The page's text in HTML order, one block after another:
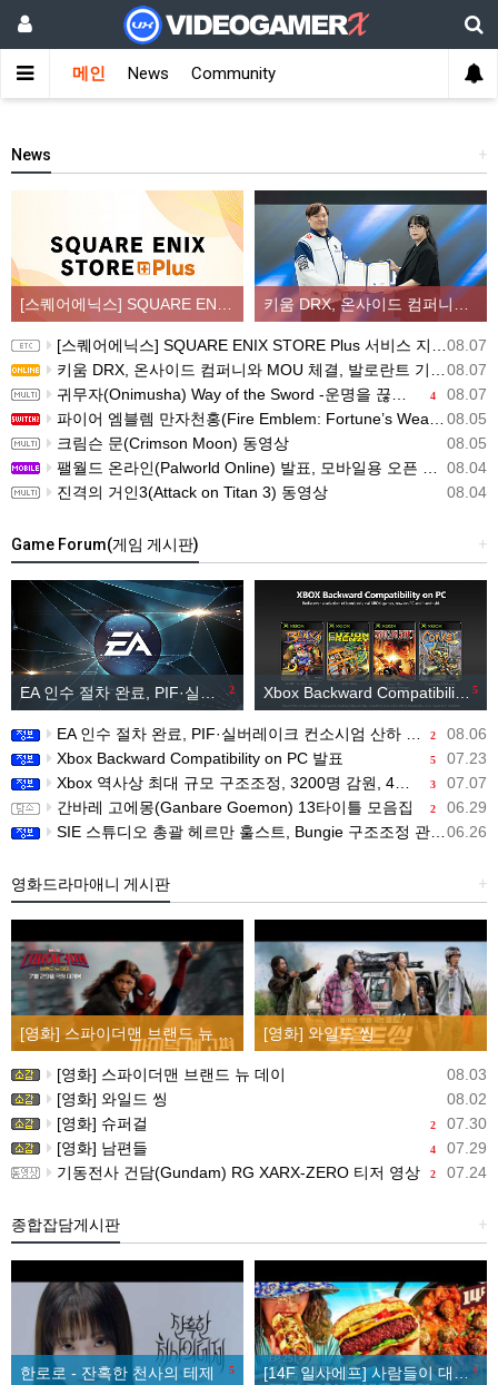
메인 News Community
+
News
키움 DRX, 온사이드 컴퍼니와 MOU 체결, 발로란트 기반 콘텐츠 생태계 확장
08.07
[스퀘어에닉스] SQUARE ENIX STORE Plus 서비스 지역 확대, 인기 신상품 라인업 순차적 입고
08.07
키움 DRX, 온사이드 컴퍼니와 MOU 체결, 발로란트 기반 콘텐츠 생태계 확장
4 08.07
귀무자(Onimusha) Way of the Sword -운명을 끊는 자 트레일러
08.05
파이어 엠블렘 만자천홍(Fire Emblem: Fortune’s Weave) 스크린샷과 동영상(한국어 자막)
08.05
크림슨 문(Crimson Moon) 동영상
08.04
팰월드 온라인(Palworld Online) 발표, 모바일용 오픈 월드 멀티플레이 생존 크래프트
08.04
진격의 거인3(Attack on Titan 3) 동영상
+
Game Forum(게임 게시판)
2
EA 인수 절차 완료, PIF·실버레이크 컨소시엄 산하 편입 5
Xbox Backward Compatibility on PC 발표
2 08.06
EA 인수 절차 완료, PIF·실버레이크 컨소시엄 산하 편입
5 07.23
Xbox Backward Compatibility on PC 발표
3 07.07
Xbox 역사상 최대 규모 구조조정, 3200명 감원, 4개 스튜디오 분리
2 06.29
간바레 고에몽(Ganbare Goemon) 13타이틀 모음집
06.26
SIE 스튜디오 총괄 헤르만 훌스트, Bungie 구조조정 관련 직원 메시지 공개
+
영화드라마애니 게시판
[영화] 와일드 씽
08.03
[영화] 스파이더맨 브랜드 뉴 데이
08.02
[영화] 와일드 씽
2 07.30
[영화] 슈퍼걸
4 07.29
[영화] 남편들
2 07.24
기동전사 건담(Gundam) RG XARX-ZERO 티저 영상
+
종합잡담게시판
5
한로로 - 잔혹한 천사의 테제 1
[14F 일사에프] 사람들이 대체육을 안 먹게 된 이유